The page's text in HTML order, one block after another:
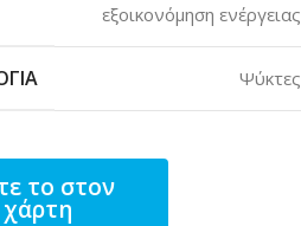
εξοικονόμηση ενέργειας
Ψύκτες
το στον
χάρτη